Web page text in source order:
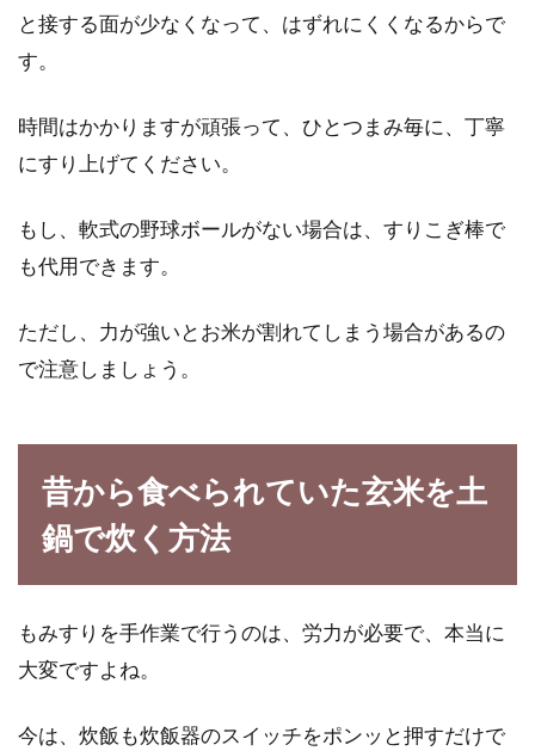
と接する面が少なくなって、はずれにくくなるからで
す。
時間はかかりますが頑張って、ひとつまみ毎に、丁寧
にすり上げてください。
もし、軟式の野球ボールがない場合は、すりこぎ棒で
も代用できます。
ただし、力が強いとお米が割れてしまう場合があるの
で注意しましょう。
昔から食べられていた玄米を土
鍋で炊く方法
もみすりを手作業で行うのは、労力が必要で、本当に
大変ですよね。
今は、炊飯も炊飯器のスイッチをポンッと押すだけで